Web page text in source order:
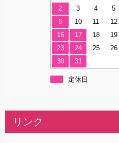
2
3 4 5
9
10 11 12
16
17 18 19
23
24 25 26
30
31
定休日
リンク